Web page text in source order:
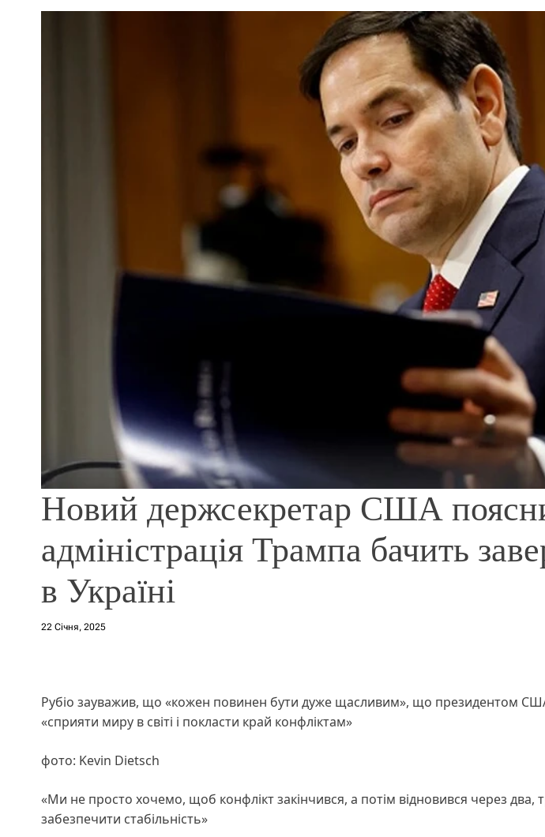
Новий держсекретар США
адміністрація Трампа бачить
в Україні
22 Січня, 2025
Рубіо зауважив, що «кожен повинен бути дуже щасливим», що президентом
«сприяти миру в світі і покласти край конфліктам»
фото: Kevin Dietsch
«Ми не просто хочемо, щоб конфлікт закінчився, а потім відновився через
забезпечити стабільність»